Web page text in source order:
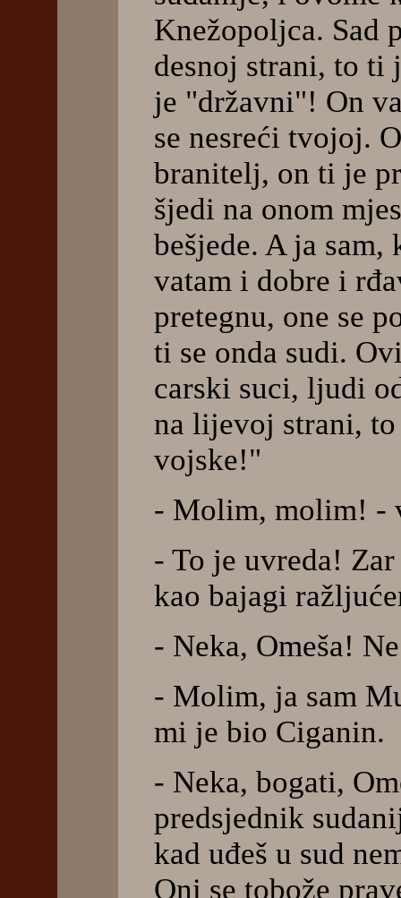
Knežopoljca. Sad
desnoj strani, to ti
je "državni"! On
se nesreći tvojoj.
branitelj, on ti je
šjedi na onom
bešjede. A ja
vatam i dobre i
pretegnu, one se
ti se onda sudi.
carski suci, ljudi
na lijevoj strani,
vojske!"
- Molim, molim! -
- To je uvreda!
kao bajagi
- Neka, Omeša!
- Molim, ja sam
mi je bio Ciganin.
- Neka, bogati,
predsjednik
kad uđeš u sud
Oni se tobože